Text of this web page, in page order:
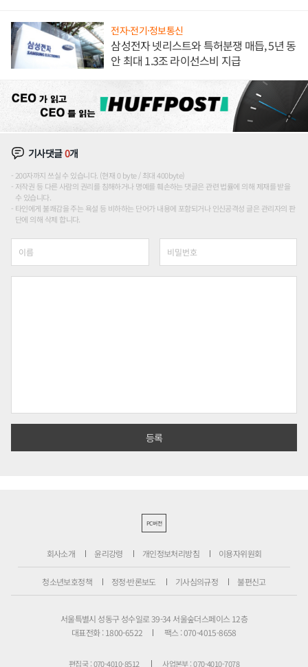
전자·전기·정보통신
삼성전자 넷리스트와 특허분쟁 매듭, 5년 동
안 최대 1.3조 라이선스비 지급
기사댓글0개
200자까지 쓰실 수 있습니다. (현재 0 byte / 최대 400byte)
저작권 등 다른 사람의 권리를 침해하거나 명예를 훼손하는 댓글은 관련 법률에 의해 제재를 받을
수 있습니다.
타인에게 불쾌감을 주는 욕설 등 비하하는 단어가 내용에 포함되거나 인신공격성 글은 관리자의 판
단에 의해 삭제 합니다.
PC버전
회사소개 윤리강령 개인정보처리방침 이용자위원회
청소년보호정책 정정·반론보도 기사심의규정 불편신고
서울특별시 성동구 성수일로 39-34 서울숲더스페이스 12층
대표전화 : 1800-6522
팩스 : 070-4015-8658
편집국 : 070-4010-8512 사업본부 : 070-4010-7078